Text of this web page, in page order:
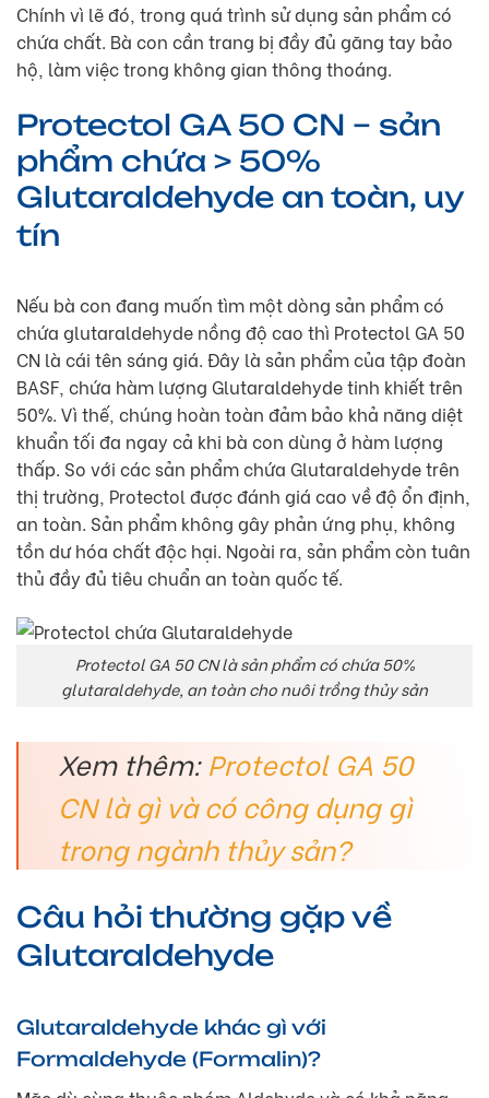
Chính vì lẽ đó, trong quá trình sử dụng sản phẩm có
chứa chất. Bà con cần trang bị đầy đủ găng tay bảo
hộ, làm việc trong không gian thông thoáng.
Protectol GA 50 CN – sản
phẩm chứa > 50%
Glutaraldehyde an toàn, uy
tín
Nếu bà con đang muốn tìm một dòng sản phẩm có
chứa glutaraldehyde nồng độ cao thì Protectol GA 50
CN là cái tên sáng giá. Đây là sản phẩm của tập đoàn
BASF, chứa hàm lượng Glutaraldehyde tinh khiết trên
50%. Vì thế, chúng hoàn toàn đảm bảo khả năng diệt
khuẩn tối đa ngay cả khi bà con dùng ở hàm lượng
thấp. So với các sản phẩm chứa Glutaraldehyde trên
thị trường, Protectol được đánh giá cao về độ ổn định,
an toàn. Sản phẩm không gây phản ứng phụ, không
tồn dư hóa chất độc hại. Ngoài ra, sản phẩm còn tuân
thủ đầy đủ tiêu chuẩn an toàn quốc tế.
Protectol GA 50 CN là sản phẩm có chứa 50%
glutaraldehyde, an toàn cho nuôi trồng thủy sản
Xem thêm:Protectol GA 50
CN là gì và có công dụng gì
trong ngành thủy sản?
Câu hỏi thường gặp về
Glutaraldehyde
Glutaraldehyde khác gì với
Formaldehyde (Formalin)?